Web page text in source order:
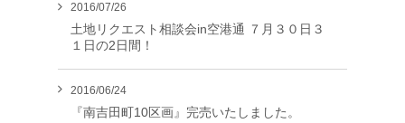
2016/07/26
土地リクエスト相談会in空港通 ７月３０日３
１日の2日間！
2016/06/24
『南吉田町10区画』完売いたしました。